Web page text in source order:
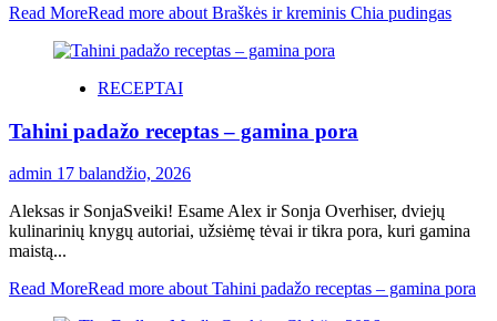
Read MoreRead more about Braškės ir kreminis Chia pudingas
RECEPTAI
Tahini padažo receptas – gamina pora
admin 17 balandžio, 2026
Aleksas ir SonjaSveiki! Esame Alex ir Sonja Overhiser, dviejų
kulinarinių knygų autoriai, užsiėmę tėvai ir tikra pora, kuri gamina
maistą...
Read MoreRead more about Tahini padažo receptas – gamina pora